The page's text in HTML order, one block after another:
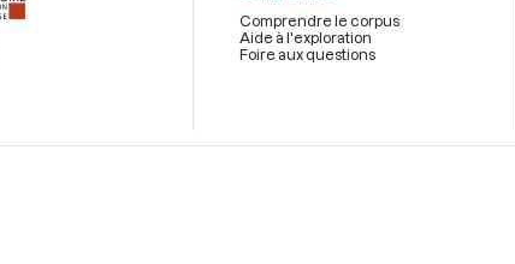
pageComprendre le corpus
Aide à l'exploration
Foire aux questions